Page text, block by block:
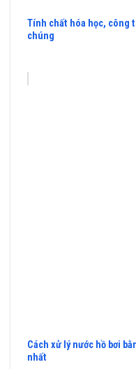
Tính chất hóa học, công
chúng
Cách xử lý nước hồ bơi
nhất